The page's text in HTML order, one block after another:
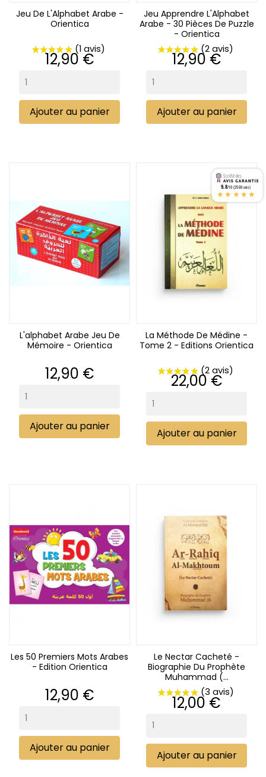
(1 avis)
Jeu De L'Alphabet Arabe -
Orientica
Prix
12,90 €
Ajouter au panier
Jeu Apprendre L'Alphabet
Arabe - 30 Pièces De Puzzle
- Orientica
Prix
12,90 €
Ajouter au panier
L'alphabet Arabe Jeu De
Mémoire - Orientica
Prix
12,90 €
Ajouter au panier
La Méthode De Médine -
Tome 2 - Editions Orientica
Prix
22,00 €
Ajouter au panier
Les 50 Premiers Mots Arabes
- Edition Orientica
Prix
12,90 €
Ajouter au panier
Le Nectar Cacheté -
Biographie Du Prophète
Muhammad (...
Prix
12,00 €
Ajouter au panier
9.8/10 (2569 avis)
★★★★★